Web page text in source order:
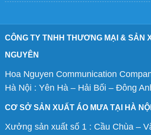
CÔNG TY TNHH THƯƠNG MẠI & SẢN
NGUYÊN
Hoa Nguyen Communication
Hà Nội : Yên Hà – Hải Bối – Đông
CƠ SỞ SẢN XUẤT ÁO MƯA TẠI HÀ NỘI
Xưởng sản xuất số 1 : Cầu Chùa –